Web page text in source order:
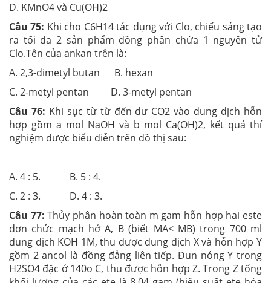
D. KMnO4 và Cu(OH)2
Câu 75: Khi cho C6H14 tác dụng với Clo, chiếu sáng tạo
ra tối đa 2 sản phẩm đồng phân chứa 1 nguyên tử
Clo.Tên của ankan trên là:
A. 2,3-đimetyl butan B. hexan
C. 2-metyl pentan D. 3-metyl pentan
Câu 76: Khi sục từ từ đến dư CO2 vào dung dịch hỗn
hợp gồm a mol NaOH và b mol Ca(OH)2, kết quả thí
nghiệm được biểu diễn trên đồ thị sau:
A. 4 : 5. B. 5 : 4.
C. 2 : 3. D. 4 : 3.
Câu 77: Thủy phân hoàn toàn m gam hỗn hợp hai este
đơn chức mạch hở A, B (biết MA< MB) trong 700 ml
dung dịch KOH 1M, thu được dung dịch X và hỗn hợp Y
gồm 2 ancol là đồng đẳng liên tiếp. Đun nóng Y trong
H2SO4 đặc ở 140o C, thu được hỗn hợp Z. Trong Z tổng